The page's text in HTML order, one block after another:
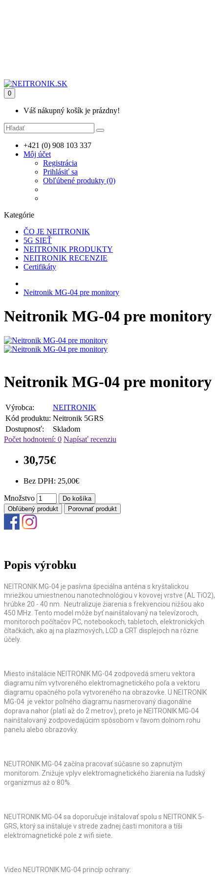
0
Váš nákupný košík je prázdny!
+421 (0) 908 103 337
Môj účet
Registrácia
Prihlásiť sa
Obľúbené produkty (0)
Kategórie
ČO JE NEITRONIK
5G SIEŤ
NEITRONIK PRODUKTY
NEITRONIK RECENZIE
Certifikáty
Neitronik MG-04 pre monitory
Neitronik MG-04 pre monitory
Neitronik MG-04 pre monitory
Výrobca:
NEITRONIK
Kód produktu: Neitronik 5GRS
Dostupnosť:
Skladom
Počet hodnotení: 0 Napísať recenziu
30,75€
Bez DPH: 25,00€
Množstvo
Do košíka
Obľúbený produkt
Porovnať produkt
Popis výrobku
NEITRONIK MG-04je pasívna špeciálna anténa s kryštalickou
mriežkou umiestnenou nanotechnológiou v kovovej vrstve (AL TiO2),
hrúbke 20 - 40 nm. Neutralizuje žiarenia s frekvenciou nižšou ako
450 MHz. Tento model môže byť nainštalovaný na televízoroch,
monitoroch počítačov PC, notebookoch, tabletoch, elektronických
čítačkách, ako aj na plazmových, LCD a CRT displejoch na rôzne
účely.
Miesto inštalácie NEITRONIK MG-04 zodpovedá smeru vektora
diagramu ním vytvoreného elektromagnetického poľa a vektoru
diagramu opačného poľa vytvoreného na obrazovke. U NEITRONIK
MG-04 je vektor poľného diagramu nasmerovaný diagonálne
doprava nahor (platí až do 2 metrov), preto je NEITRONIK MG-04
nainštalovaný zodpovedajúcim spôsobom v ľavom dolnom rohu
panelu alebo obrazovky.
NEUTRONIK MG-04 začína pracovať súčasne so zapnutým
monitorom. Znižuje vplyv elektromagnetického žiarenia na ľudský
organizmus až o 80%.
NEUTRONIK MG-04 sa doporučuje inštalovať spolu s NEITRONIK 5-
GRS, ktorý sa inštaluje v strede zadnej časti monitora a tíši
elektromagnetické pole z wifi siete.
Video NEUTRONIK MG-04 princíp ochrany: